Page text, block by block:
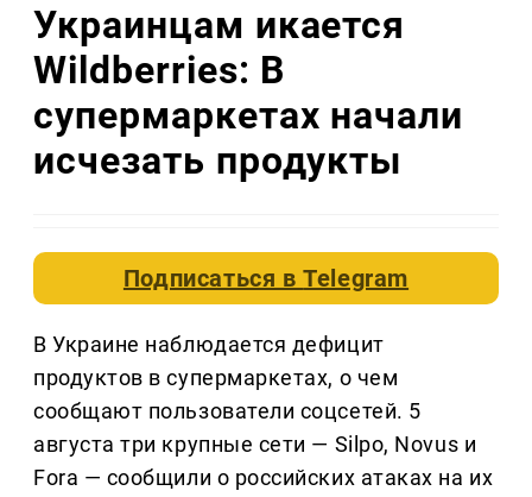
Украинцам икается
Wildberries: В
супермаркетах начали
исчезать продукты
Подписаться вTelegram
В Украине наблюдается дефицит
продуктов в супермаркетах, о чем
сообщают пользователи соцсетей. 5
августа три крупные сети — Silpo, Novus и
Fora — сообщили о российских атаках на их